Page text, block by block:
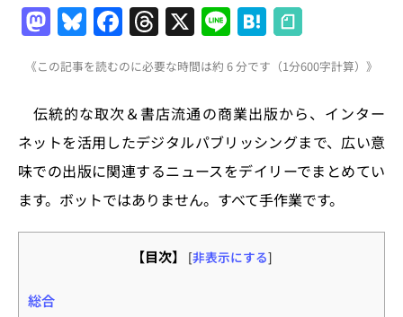
M
a
st
o
d
o
n
Bl
u
e
s
k
y
F
a
c
e
b
o
o
k
T
h
re
a
d
s
X Li
n
e
H
at
e
n
a
《この記事を読むのに必要な時間は約 6 分です（1分600字計算）》
伝統的な取次＆書店流通の商業出版から、インター
ネットを活用したデジタルパブリッシングまで、広い意
味での出版に関連するニュースをデイリーでまとめてい
ます。ボットではありません。すべて手作業です。
【目次】 [非表示にする]
総合